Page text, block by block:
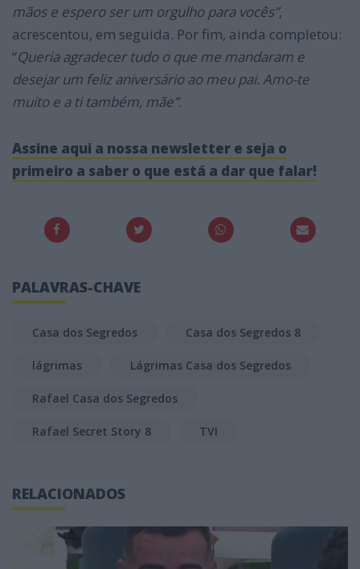
mãos e espero ser um orgulho para vocês”,
acrescentou, em seguida. Por fim, ainda completou:
“Queria agradecer tudo o que me mandaram e
desejar um feliz aniversário ao meu pai. Amo-te
muito e a ti também, mãe”.
Assine aqui a nossa newsletter e seja o
primeiro a saber o que está a dar que falar!
PALAVRAS-CHAVE
Casa dos Segredos Casa dos Segredos 8
lágrimas Lágrimas Casa dos Segredos
Rafael Casa dos Segredos
Rafael Secret Story 8 TVI
RELACIONADOS